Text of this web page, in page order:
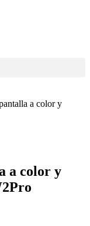
a color y
a color y